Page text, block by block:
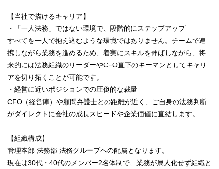
【当社で描けるキャリア】
・「一人法務」ではない環境で、段階的にステップアップ
すべてを一人で抱え込むような環境ではありません。チームで連
携しながら業務を進めるため、着実にスキルを伸ばしながら、将
来的には法務組織のリーダーやCFO直下のキーマンとしてキャリ
アを切り拓くことが可能です。
・経営に近いポジションでの圧倒的な裁量
CFO（経営陣）や顧問弁護士との距離が近く、ご自身の法務判断
がダイレクトに会社の成長スピードや企業価値に直結します。
【組織構成】
管理本部 法務部 法務グループへの配属となります。
現在は30代・40代のメンバー2名体制で、業務が属人化せず組織と